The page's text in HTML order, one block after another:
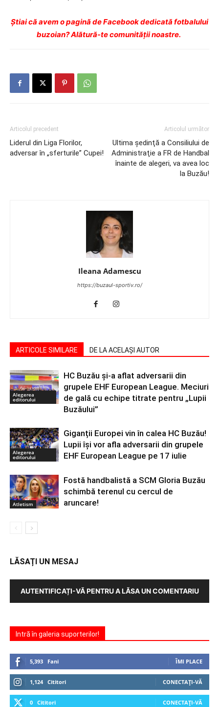
Ştiai că avem o pagină de Facebook dedicată fotbalului
buzoian? Alătură-te comunității noastre.
Articolul precedent
Liderul din Liga Florilor,
adversar în „sferturile” Cupei!
Articolul următor
Ultima şedinţă a Consiliului de
Administraţie a FR de Handbal
înainte de alegeri, va avea loc
la Buzău!
Ileana Adamescu
https://buzaul-sportiv.ro/
ARTICOLE SIMILARE DE LA ACELAȘI AUTOR
Alegerea
editorului
HC Buzău și-a aflat adversarii din
grupele EHF European League. Meciuri
de gală cu echipe titrate pentru „Lupii
Buzăului”
Alegerea
editorului
Giganții Europei vin în calea HC Buzău!
Lupii își vor afla adversarii din grupele
EHF European League pe 17 iulie
Atletism
Fostă handbalistă a SCM Gloria Buzău
schimbă terenul cu cercul de
aruncare!
LĂSAȚI UN MESAJ
AUTENTIFICAȚI-VĂ PENTRU A LĂSA UN COMENTARIU
Intră în galeria suporterilor!
5,393 Fani ÎMI PLACE
1,124 Cititori CONECTAȚI-VĂ
0 Cititori CONECTAȚI-VĂ